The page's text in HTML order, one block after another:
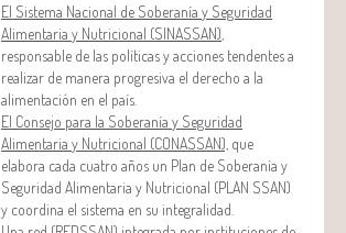
El Sistema Nacional de Soberanía y Seguridad
Alimentaria y Nutricional (SINASSAN)
responsable de las políticas y acciones tendentes a
realizar de manera progresiva el derecho a la
alimentación en el país.
El Consejo para la Soberanía y Seguridad
Alimentaria y Nutricional (CONASSAN), que
elabora cada cuatro años un Plan de Soberanía y
Seguridad Alimentaria y Nutricional (PLAN SSAN)
y coordina el sistema en su integralidad.